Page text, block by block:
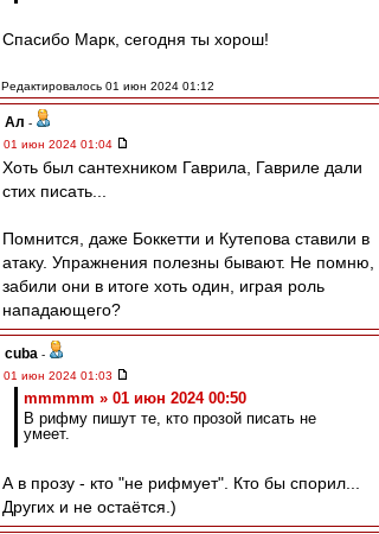
Спасибо Марк, сегодня ты хорош!
Редактировалось 01 июн 2024 01:12
Ал -
01 июн 2024 01:04
Хоть был сантехником Гаврила, Гавриле дали
стих писать...
Помнится, даже Боккетти и Кутепова ставили в
атаку. Упражнения полезны бывают. Не помню,
забили они в итоге хоть один, играя роль
нападающего?
cuba -
01 июн 2024 01:03
mmmmm » 01 июн 2024 00:50
В рифму пишут те, кто прозой писать не
умеет.
А в прозу - кто "не рифмует". Кто бы спорил...
Других и не остаётся.)